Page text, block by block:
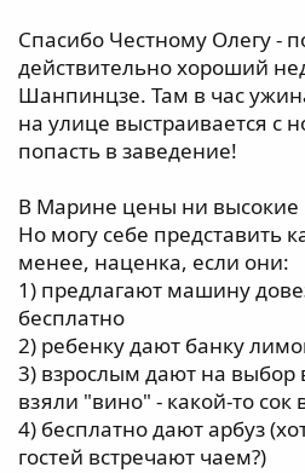
Спасибо Честному Олегу -
действительно хороший
Шанпинцзе. Там в час
на улице выстраивается с
попасть в заведение!
В Марине цены ни высокие
Но могу себе представить
менее, наценка, если они:
1) предлагают машину
бесплатно
2) ребенку дают банку
3) взрослым дают на выбор
взяли "вино" - какой-то
4) бесплатно дают арбуз
гостей встречают чаем?)